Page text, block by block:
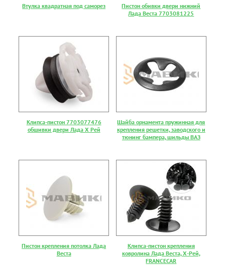
Втулка квадратная под саморез
Пистон обивки двери нижний
Лада Веста 7703081225
Клипса-пистон 7703077476
обшивки двери Лада Х Рей
Шайба орнамента пружинная для
крепления решетки, заводского и
тюнинг бампера, шильды ВАЗ
Пистон крепления потолка Лада
Веста
Клипса-пистон крепления
ковролина Лада Веста, Х-Рей,
FRANCECAR